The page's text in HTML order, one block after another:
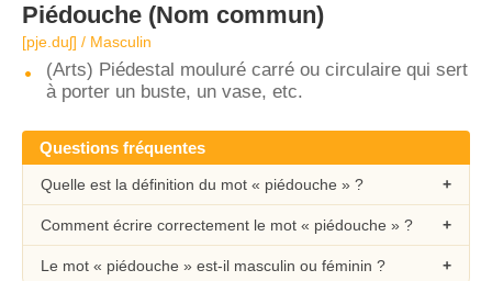
Piédouche (Nom commun)
[pje.duʃ] / Masculin
(Arts) Piédestal mouluré carré ou circulaire qui sert
à porter un buste, un vase, etc.
Questions fréquentes
Quelle est la définition du mot « piédouche » ?
Comment écrire correctement le mot « piédouche » ?
Le mot « piédouche » est-il masculin ou féminin ?